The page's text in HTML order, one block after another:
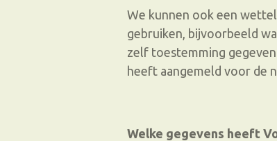
We kunnen ook een
gebruiken, bijvoorbeeld
zelf toestemming
heeft aangemeld voor de
Welke gegevens heeft